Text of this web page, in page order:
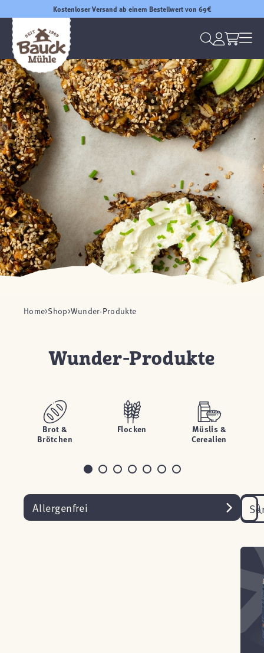
Kostenloser Versand ab einem Bestellwert von 69€
Home Shop Wunder-Produkte
Wunder-Produkte
Brot &
Brötchen
Flocken
Müslis &
Cerealien
Allergenfrei